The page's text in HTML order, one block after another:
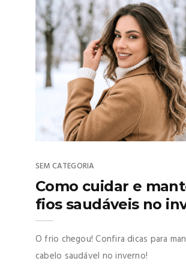
SEM CATEGORIA
Como cuidar e
fios saudáveis no
O frio chegou! Confira dicas para
cabelo saudável no inverno!